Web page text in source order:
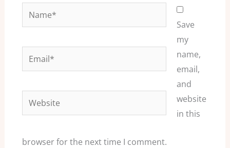
Name*
Email*
Website
Save
my
name,
email,
and
website
in this
browser for the next time I comment.